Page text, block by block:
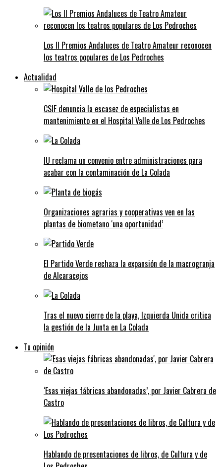
Los II Premios Andaluces de Teatro Amateur reconocen
los teatros populares de Los Pedroches
Actualidad
CSIF denuncia la escasez de especialistas en
mantenimiento en el Hospital Valle de Los Pedroches
IU reclama un convenio entre administraciones para
acabar con la contaminación de La Colada
Organizaciones agrarias y cooperativas ven en las
plantas de biometano ‘una oportunidad’
El Partido Verde rechaza la expansión de la macrogranja
de Alcaracejos
Tras el nuevo cierre de la playa, Izquierda Unida critica
la gestión de la Junta en La Colada
Tu opinión
‘Esas viejas fábricas abandonadas’, por Javier Cabrera de
Castro
Hablando de presentaciones de libros, de Cultura y de